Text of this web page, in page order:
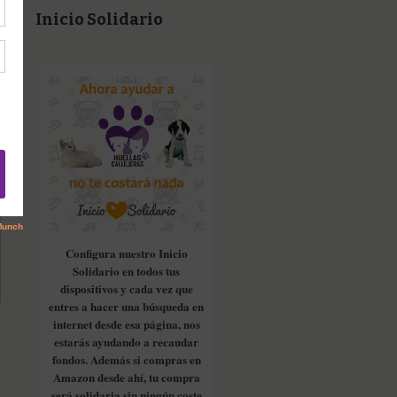
Inicio Solidario
Configura nuestro Inicio
Solidario en todos tus
dispositivos y cada vez que
entres a hacer una búsqueda en
internet desde esa página, nos
estarás ayudando a recaudar
fondos. Además si compras en
Amazon desde ahí, tu compra